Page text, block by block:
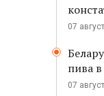
07
пива
07